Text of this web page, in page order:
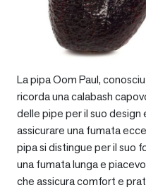
La pipa Oom Paul,
ricorda una calabash
delle pipe per il suo
assicurare una fumata
pipa si distingue per il suo
una fumata lunga e
che assicura comfort e